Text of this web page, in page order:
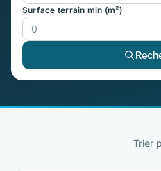
Surface terrain min (m²)
Trier